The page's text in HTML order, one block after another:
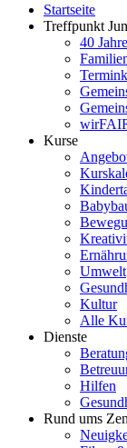
Startseite
Treffpunkt
40
Kurse
Umwelt
Kultur
Alle
Dienste
Hilfen
Rund ums